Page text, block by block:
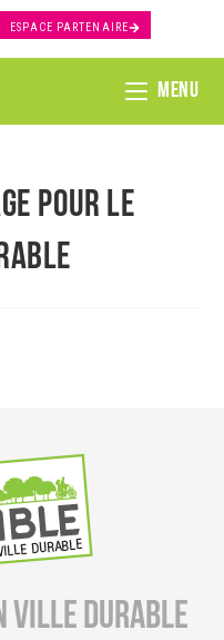
ESPACE PARTENAIRE
MENU
pour le
VILLE DURABLE